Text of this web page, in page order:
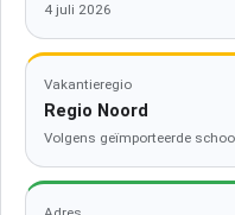
4 juli 2026
Vakantieregio
Regio Noord
Volgens geïmporteerde